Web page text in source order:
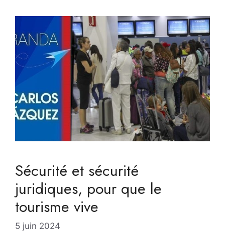
Sécurité et sécurité
juridiques, pour que le
tourisme vive
5 juin 2024